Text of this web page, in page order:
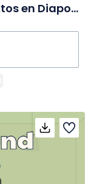
Conclusiones y análisis de textos en Diapositivas